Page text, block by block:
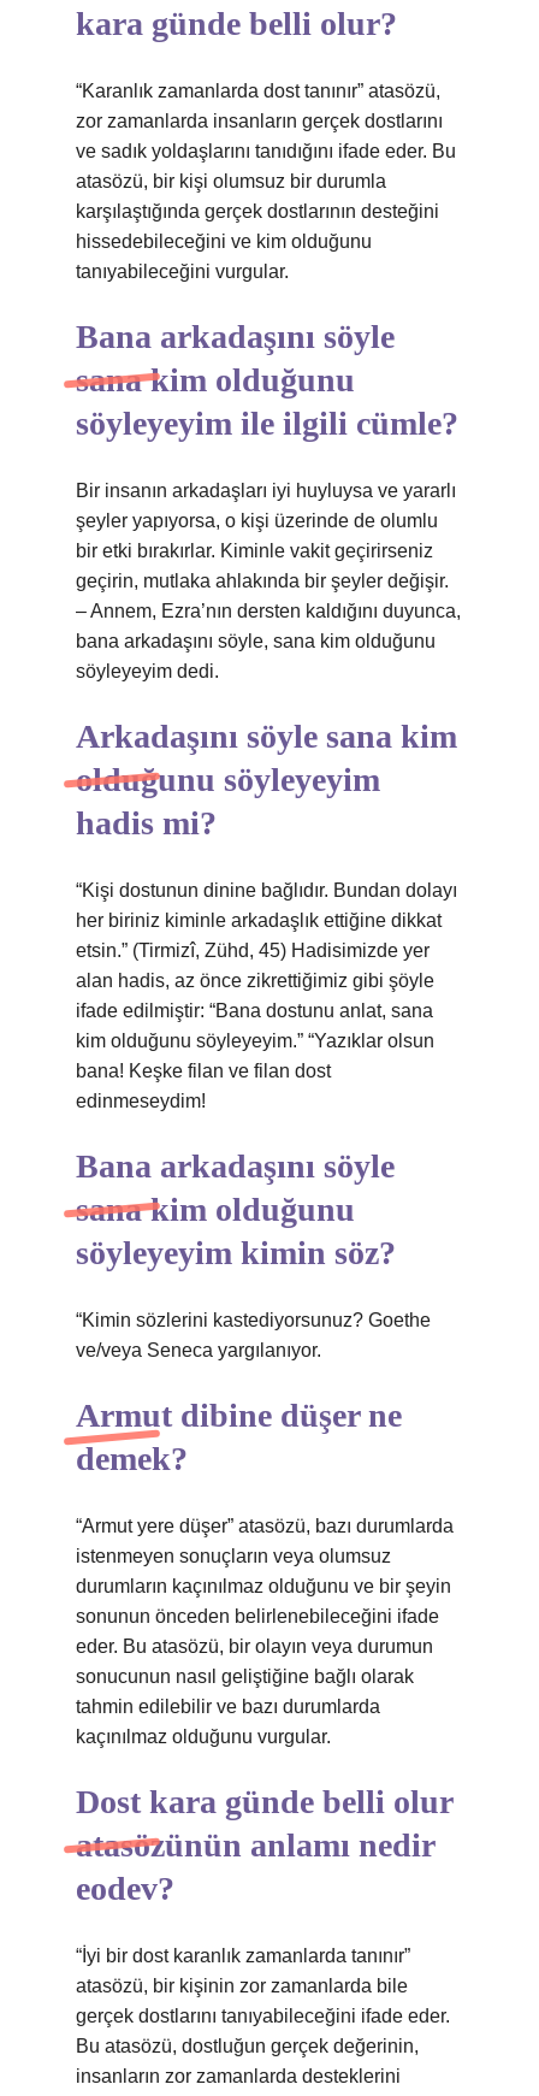
kara günde belli olur?
“Karanlık zamanlarda dost tanınır” atasözü,
zor zamanlarda insanların gerçek dostlarını
ve sadık yoldaşlarını tanıdığını ifade eder. Bu
atasözü, bir kişi olumsuz bir durumla
karşılaştığında gerçek dostlarının desteğini
hissedebileceğini ve kim olduğunu
tanıyabileceğini vurgular.
Bana arkadaşını söyle
sana kim olduğunu
söyleyeyim ile ilgili cümle?
Bir insanın arkadaşları iyi huyluysa ve yararlı
şeyler yapıyorsa, o kişi üzerinde de olumlu
bir etki bırakırlar. Kiminle vakit geçirirseniz
geçirin, mutlaka ahlakında bir şeyler değişir.
– Annem, Ezra’nın dersten kaldığını duyunca,
bana arkadaşını söyle, sana kim olduğunu
söyleyeyim dedi.
Arkadaşını söyle sana kim
olduğunu söyleyeyim
hadis mi?
“Kişi dostunun dinine bağlıdır. Bundan dolayı
her biriniz kiminle arkadaşlık ettiğine dikkat
etsin.” (Tirmizî, Zühd, 45) Hadisimizde yer
alan hadis, az önce zikrettiğimiz gibi şöyle
ifade edilmiştir: “Bana dostunu anlat, sana
kim olduğunu söyleyeyim.” “Yazıklar olsun
bana! Keşke filan ve filan dost
edinmeseydim!
Bana arkadaşını söyle
sana kim olduğunu
söyleyeyim kimin söz?
“Kimin sözlerini kastediyorsunuz? Goethe
ve/veya Seneca yargılanıyor.
Armut dibine düşer ne
demek?
“Armut yere düşer” atasözü, bazı durumlarda
istenmeyen sonuçların veya olumsuz
durumların kaçınılmaz olduğunu ve bir şeyin
sonunun önceden belirlenebileceğini ifade
eder. Bu atasözü, bir olayın veya durumun
sonucunun nasıl geliştiğine bağlı olarak
tahmin edilebilir ve bazı durumlarda
kaçınılmaz olduğunu vurgular.
Dost kara günde belli olur
atasözünün anlamı nedir
eodev?
“İyi bir dost karanlık zamanlarda tanınır”
atasözü, bir kişinin zor zamanlarda bile
gerçek dostlarını tanıyabileceğini ifade eder.
Bu atasözü, dostluğun gerçek değerinin,
insanların zor zamanlarda desteklerini